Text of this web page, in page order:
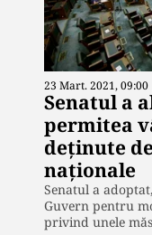
23 Mart. 2021, 09:00
Senatul a
permitea
deținute
naționale
Senatul a
Guvern pentru
privind unele